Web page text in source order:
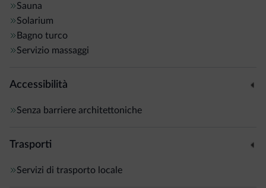
Sauna
Solarium
Bagno turco
Servizio massaggi
Accessibilità
Senza barriere architettoniche
Trasporti
Servizi di trasporto locale